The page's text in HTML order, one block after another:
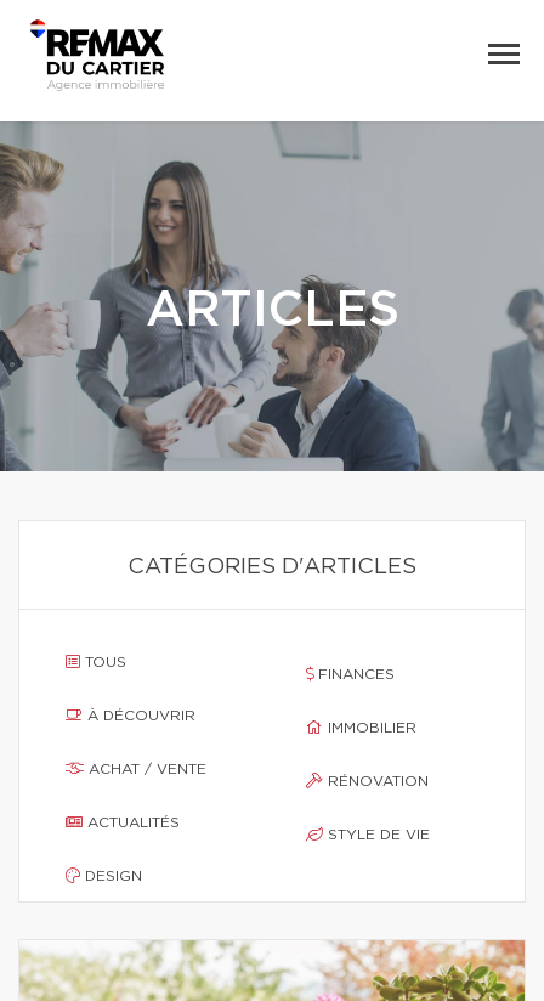
ARTICLES
CATÉGORIES D'ARTICLES
TOUS
À DÉCOUVRIR
ACHAT / VENTE
ACTUALITÉS
DESIGN
FINANCES
IMMOBILIER
RÉNOVATION
STYLE DE VIE